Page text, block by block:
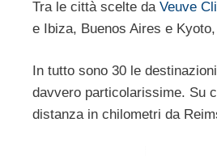
Tra le città scelte da Veuve
e Ibiza, Buenos Aires e
In tutto sono 30 le
davvero particolarissime. Su
distanza in chilometri da